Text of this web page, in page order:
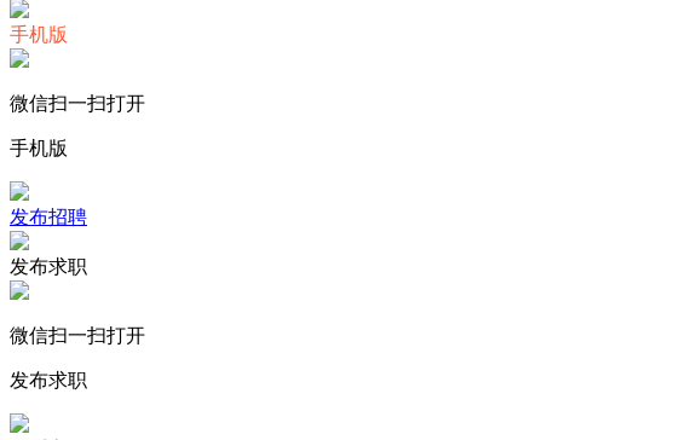
手机版
微信扫一扫打开
手机版
发布招聘
发布求职
微信扫一扫打开
发布求职